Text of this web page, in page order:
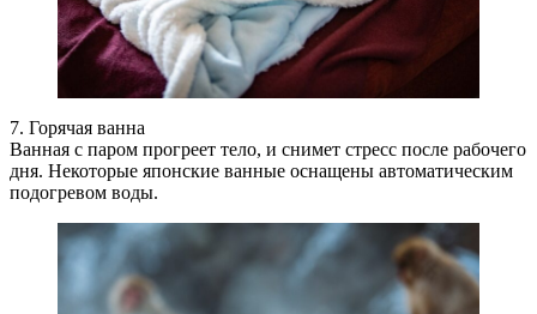
7. Горячая ванна
Ванная с паром прогреет тело, и снимет стресс после рабочего
дня. Некоторые японские ванные оснащены автоматическим
подогревом воды.